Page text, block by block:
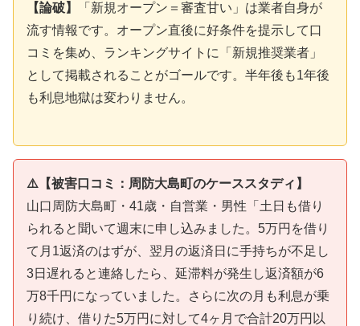
【論破】
「新規オープン＝審査甘い」は業者自身が
流す情報です。オープン直後に好条件を提示して口
コミを集め、ランキングサイトに「新規推奨業者」
として掲載されることがゴールです。半年後も1年後
も利息地獄は変わりません。
⚠️【被害口コミ：周防大島町のケーススタディ】
山口周防大島町・41歳・自営業・男性「土日も借り
られると聞いて週末に申し込みました。5万円を借り
て月1返済のはずが、翌月の返済日に手持ちが不足し
3日遅れると連絡したら、延滞料が発生し返済額が6
万8千円になっていました。さらに次の月も利息が乗
り続け、借りた5万円に対して4ヶ月で合計20万円以